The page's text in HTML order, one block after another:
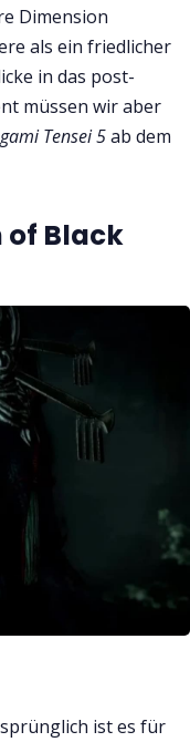
Dimension
als ein friedlicher
in das post-
müssen wir aber
Tensei 5ab dem
of Black
ist es für